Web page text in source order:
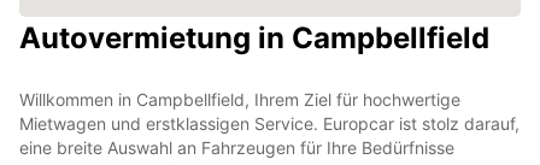
Autovermietung in Campbellfield
Willkommen in Campbellfield, Ihrem Ziel für hochwertige
Mietwagen und erstklassigen Service. Europcar ist stolz darauf,
eine breite Auswahl an Fahrzeugen für Ihre Bedürfnisse